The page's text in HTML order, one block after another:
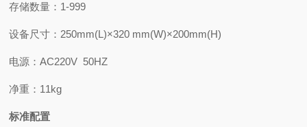
存储数量：1-999
设备尺寸：250mm(L)×320 mm(W)×200mm(H)
电源：AC220V 50HZ
净重：11kg
标准配置